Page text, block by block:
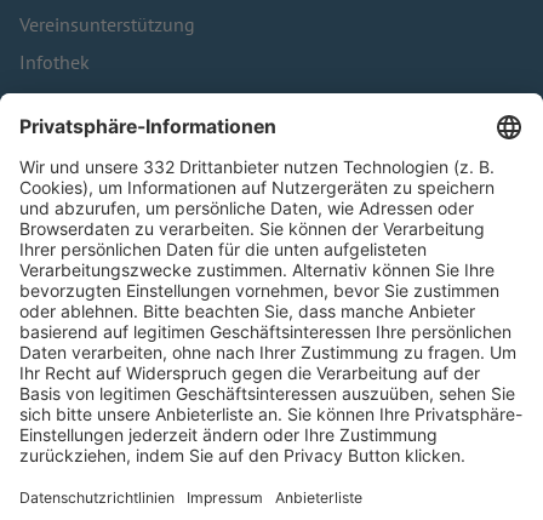
Vereinsunterstützung
Infothek
Kontakt
HÄUFIG BESUCHTE SEITEN
Pässe und Vereinswechsel
Trainerausbildung
Schulungsangebot Vereinsmitarbeiter
BFV-Geschäftsstellen
Trainerbörse
Login SpielPlus
FOLGE DEM BFV